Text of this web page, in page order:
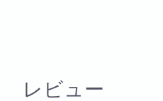
レビュー